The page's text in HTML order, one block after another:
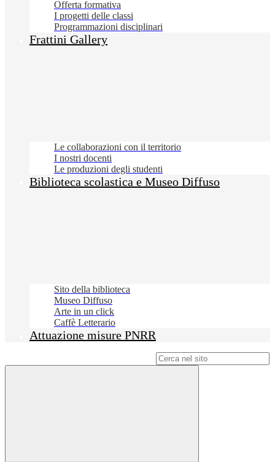
Offerta formativa
I progetti delle classi
Programmazioni disciplinari
Frattini Gallery
Le collaborazioni con il territorio
I nostri docenti
Le produzioni degli studenti
Biblioteca scolastica e Museo Diffuso
Sito della biblioteca
Museo Diffuso
Arte in un click
Caffè Letterario
Attuazione misure PNRR